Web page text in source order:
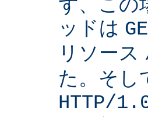
ッドは
リソース
た。そし
HTTP/